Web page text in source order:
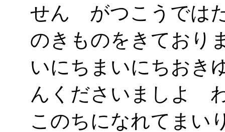
せん がつこうでは
のきものをきてお
いにちまいにちおき
んくださいましよ
このちになれてまい